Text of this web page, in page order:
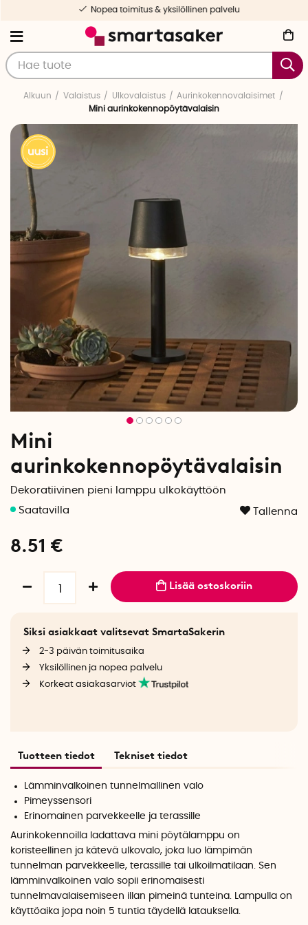
Nopea toimitus & yksilöllinen palvelu
Alkuun Valaistus Ulkovalaistus
Aurinkokennovalaisimet
Mini aurinkokennopöytävalaisin
Mini
aurinkokennopöytävalaisin
Dekoratiivinen pieni lamppu ulkokäyttöön
Tallenna
8.51 €
Lisää ostoskoriin
Siksi asiakkaat valitsevat SmartaSakerin
2-3 päivän toimitusaika
Yksilöllinen ja nopea palvelu
Korkeat asiakasarviot
Tuotteen tiedot Tekniset tiedot
Lämminvalkoinen tunnelmallinen valo
Pimeyssensori
Erinomainen parvekkeelle ja terassille
Aurinkokennoilla ladattava mini pöytälamppu on
koristeellinen ja kätevä ulkovalo, joka luo lämpimän
tunnelman parvekkeelle, terassille tai ulkoilmatilaan. Sen
lämminvalkoinen valo sopii erinomaisesti
tunnelmavalaisemiseen illan pimeinä tunteina. Lampulla on
käyttöaika jopa noin 5 tuntia täydellä latauksella.